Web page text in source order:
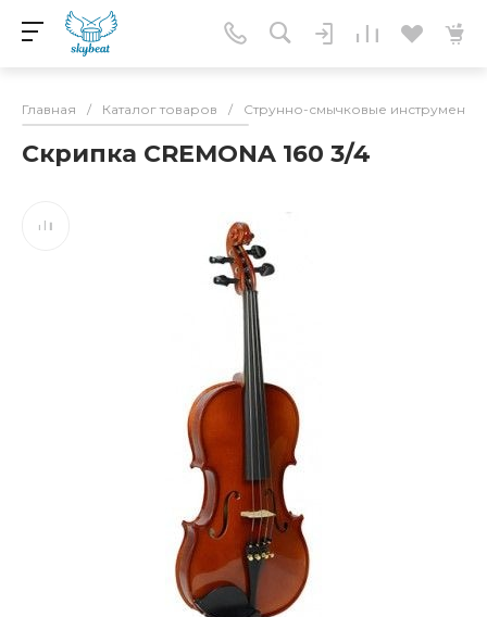
Главная / Каталог товаров / Струнно-смычковые инструменты
Скрипка CREMONA 160 3/4